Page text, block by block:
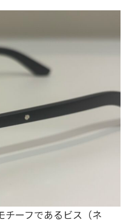
チーフであるビス（ネ